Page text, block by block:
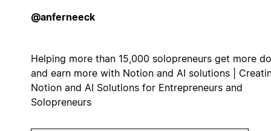
@anferneeck
Helping more than 15,000 solopreneurs get more
and earn more with Notion and AI solutions |
Notion and AI Solutions for Entrepreneurs and
Solopreneurs